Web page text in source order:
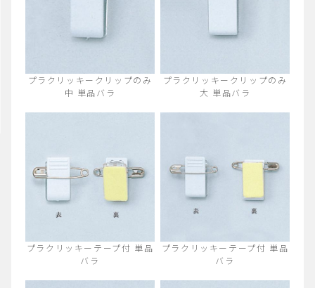
プラクリッキークリップのみ
中 単品バラ
プラクリッキークリップのみ
大 単品バラ
プラクリッキーテープ付 単品
バラ
プラクリッキーテープ付 単品
バラ